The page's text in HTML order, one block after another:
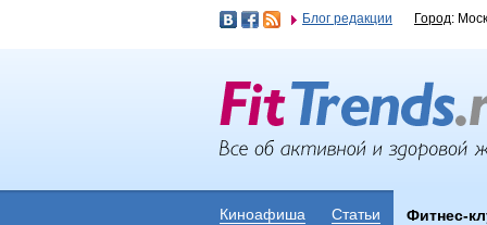
Блог редакции Город:
Киноафиша Статьи Фитнес-